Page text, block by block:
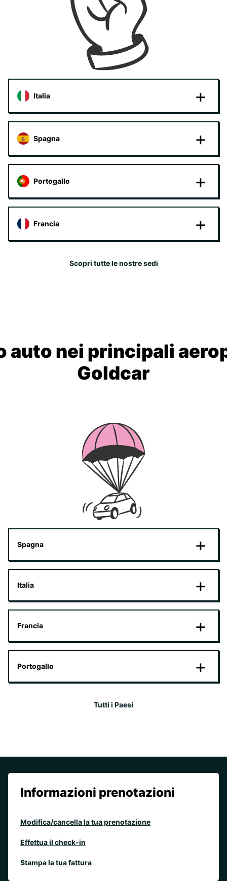
Italia
Spagna
Portogallo
Francia
Scopri tutte le nostre sedi
auto nei principali
Goldcar
Spagna
Italia
Francia
Portogallo
Tutti i Paesi
Informazioni prenotazioni
Modifica/cancella la tua prenotazione
Effettua il check-in
Stampa la tua fattura